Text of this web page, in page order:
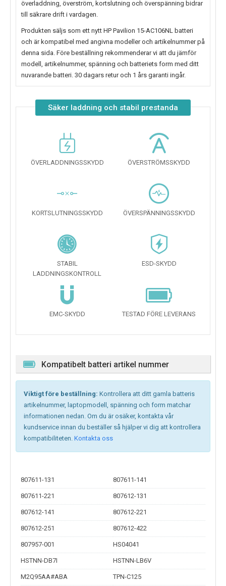
överladdning, överström, kortslutning och överspänning bidrar
till säkrare drift i vardagen.
Produkten säljs som ett nytt HP Pavilion 15-AC106NL batteri
och är kompatibel med angivna modeller och artikelnummer på
denna sida. Före beställning rekommenderar vi att du jämför
modell, artikelnummer, spänning och batteriets form med ditt
nuvarande batteri. 30 dagars retur och 1 års garanti ingår.
Säker laddning och stabil prestanda
ÖVERLADDNINGSSKYDD ÖVERSTRÖMSSKYDD
KORTSLUTNINGSSKYDD ÖVERSPÄNNINGSSKYDD
STABIL
LADDNINGSKONTROLL
ESD-SKYDD
EMC-SKYDD TESTAD FÖRE LEVERANS
Kompatibelt batteri artikel nummer
Viktigt före beställning: Kontrollera att ditt gamla batteris
artikelnummer, laptopmodell, spänning och form matchar
informationen nedan. Om du är osäker, kontakta vår
kundservice innan du beställer så hjälper vi dig att kontrollera
kompatibiliteten. Kontakta oss
807611-131 807611-141
807611-221 807612-131
807612-141 807612-221
807612-251 807612-422
807957-001 HS04041
HSTNN-DB7I HSTNN-LB6V
M2Q95AA#ABA TPN-C125